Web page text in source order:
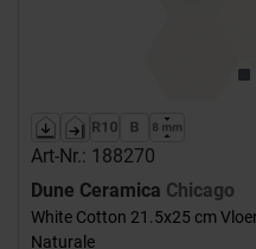
Art-Nr.: 188270
Dune Ceramica Chicago
White Cotton 21.5x25 cm
Naturale